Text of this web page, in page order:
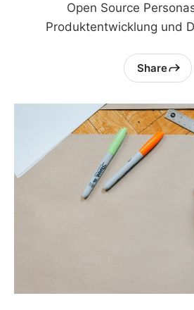
Open Source
Produktentwicklung und
Share